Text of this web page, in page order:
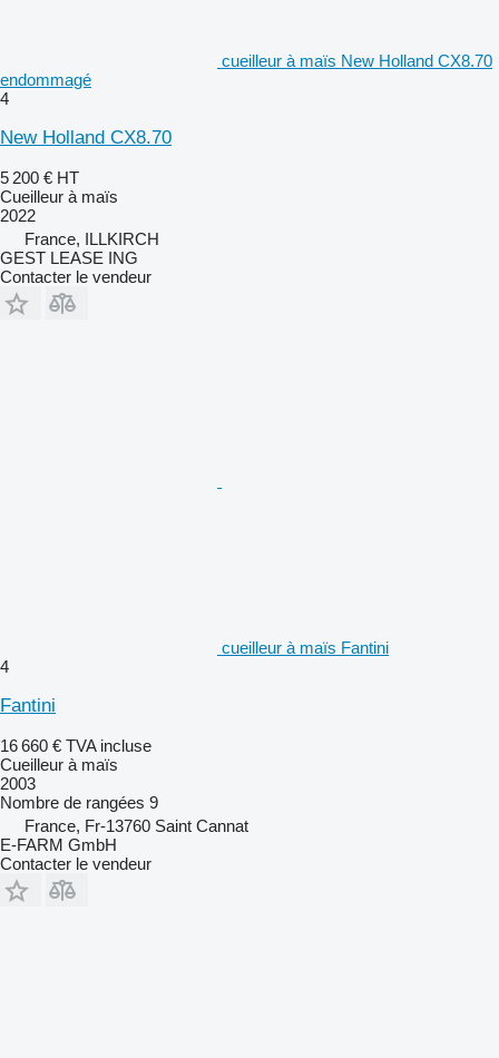
cueilleur à maïs New Holland CX8.70
endommagé
4
New Holland CX8.70
5 200 € HT
Cueilleur à maïs
2022
France, ILLKIRCH
GEST LEASE ING
Contacter le vendeur
cueilleur à maïs Fantini
4
Fantini
16 660 € TVA incluse
Cueilleur à maïs
2003
Nombre de rangées 9
France, Fr-13760 Saint Cannat
E-FARM GmbH
Contacter le vendeur